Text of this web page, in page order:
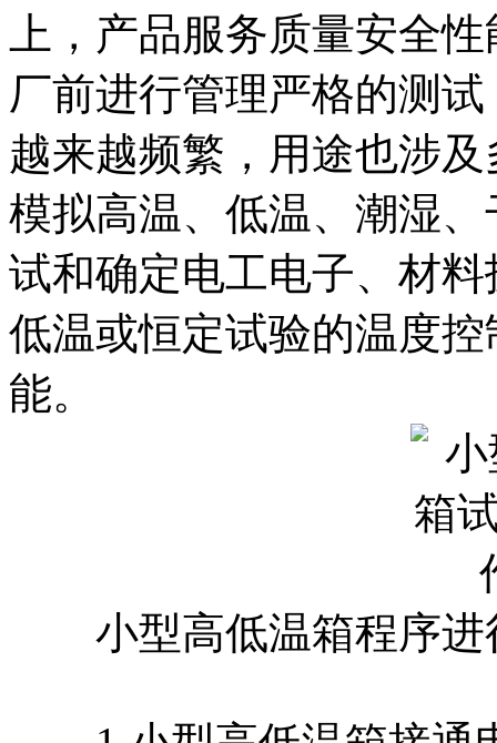
上，产品服务质量安全
厂前进行管理严格的测
越来越频繁，用途也涉
模拟高温、低温、潮湿
试和确定电工电子、材
低温或恒定试验的温度
能。
小型高低温箱程序进